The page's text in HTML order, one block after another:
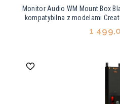
Monitor Audio WM Mount Box
kompatybilna z modelami
1